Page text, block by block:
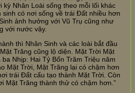
kỳ Nhân Loài sống theo mỗi lối khác
sinh có nơi sống về trái Đất nhiều hơn
ảnh hưởng với Vũ Trụ cũng như
với nước vậy.
thì Nhân Sinh và các loài bắt đầu
Trăng cũng lộ diện. Mặt Trời Mặt
Nhịp: Hai Tỷ Bốn Trăm Triệu năm
Mặt Trời, Mặt Trăng lại có chậm hơn
trái Đất cấu tạo thành Mặt Trời. Còn
Mặt Trăng thành thử có chậm hơn.”